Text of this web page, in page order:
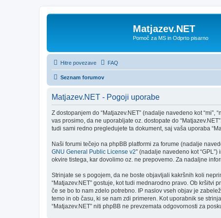
Matjazev.NET
Pomoč za MS in Odprto pisarno
Hitre povezave FAQ
Seznam forumov
Matjazev.NET - Pogoji uporabe
Z dostopanjem do “Matjazev.NET” (nadalje navedeno kot “mi”,
vas prosimo, da ne uporabljate oz. dostopate do
tudi sami redno pregledujete ta dokument, saj vaša uporaba
Naši forumi tečejo na phpBB platformi za forume (nadalje
GNU General Public License v2” (nadalje navedeno kot
okvire tistega, kar dovolimo oz. ne prepovemo. Za nadaljne
Strinjate se s pogojem, da ne boste objavljali kakršnih koli
“Matjazev.NET” gostuje, kot tudi mednarodno pravo. Ob
če se bo to nam zdelo potrebno. IP naslov vseh objav je
temo in ob času, ki se nam zdi primeren. Kot uporabnik se
“Matjazev.NET” niti phpBB ne prevzemata odgovornosti za